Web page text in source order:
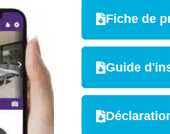
Fiche de
Guide